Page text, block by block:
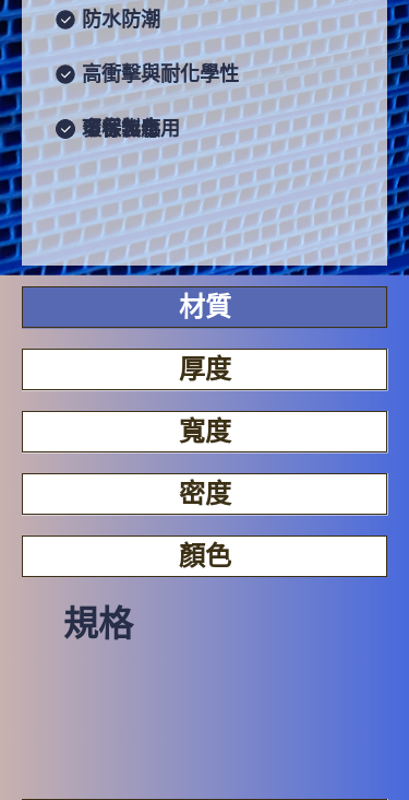
塑膠瓦楞板，適用於包裝、印
刷及保護用途
高衝擊與耐化學性
防水防潮
環保無毒
可客製化
多樣化應用
規格
材質
寬度
厚度
顏色
密度